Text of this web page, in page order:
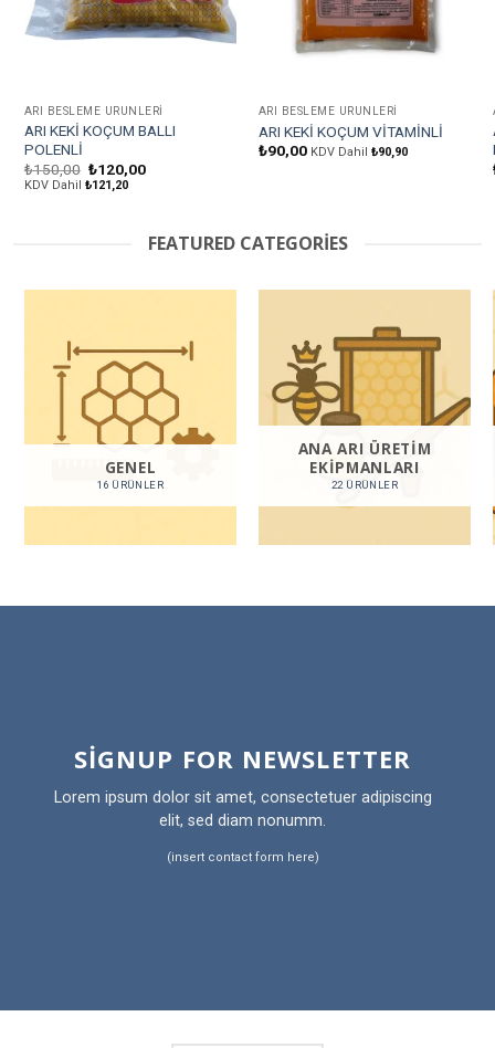
ARI BESLEME ÜRÜNLERI
ARI KEKİ KOÇUM BALLI
POLENLİ
₺150,00 Orijinal
fiyat:
₺150,00.
₺120,00Şu
KDV Dahil ₺121,20
ARI BESLEME ÜRÜNLERI
ARI KEKİ KOÇUM VİTAMİNLİ
₺90,00 KDV Dahil ₺90,90
FEATURED CATEGORIES
GENEL
16 ÜRÜNLER
ANA ARI ÜRETIM
EKIPMANLARI
22 ÜRÜNLER
SIGNUP FOR NEWSLETTER
Lorem ipsum dolor sit amet, consectetuer adipiscing
elit, sed diam nonumm.
(insert contact form here)